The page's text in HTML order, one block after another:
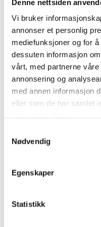
Denne nettsiden
Vi bruker
annonser et personlig
mediefunksjoner og for
dessuten informasjon
vårt, med partnerne
annonsering og
med annen informasjon
eller som de har samlet
Nødvendig
Egenskaper
Statistikk
Kjøp &
Andre
109,-